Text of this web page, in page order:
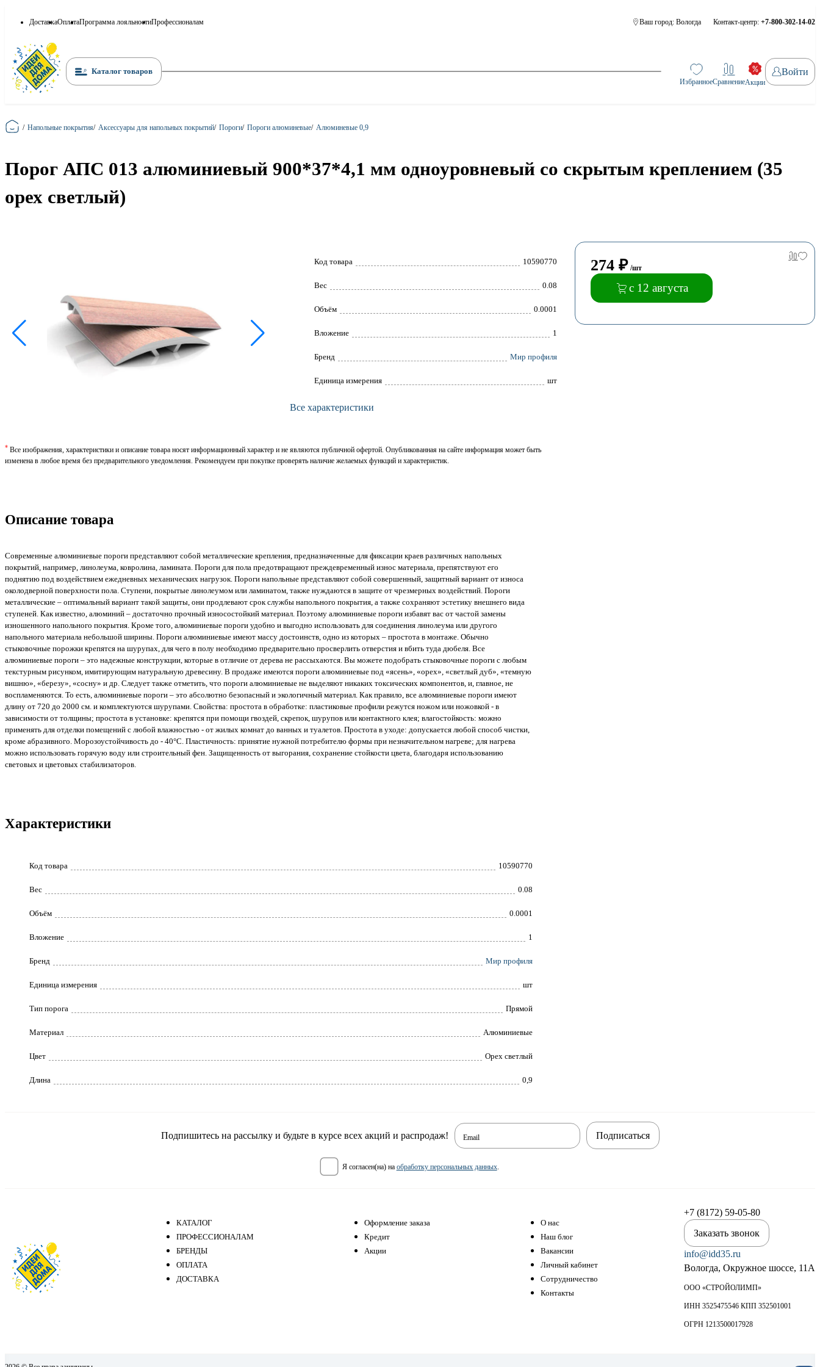
ДоставкаОплатаПрограмма лояльностиПрофессионалам Ваш город: Вологда Контакт-центр: +7-800-302-14-02
Каталог товаров
ИзбранноеСравнениеАкции
Войти
Главная
/ Напольные покрытия/ Аксессуары для напольных покрытий/ Пороги/ Пороги алюминевые/ Алюминевые 0,9
Порог АПС 013 алюминиевый 900*37*4,1 мм одноуровневый со скрытым креплением (35
орех светлый)
Код товара 10590770
Вес 0.08
Объём 0.0001
Вложение 1
Брeнд Мир профиля
Единица измерения шт
Все характеристики
* Все изображения, характеристики и описание товара носят информационный характер и не являются публичной офертой. Опубликованная на сайте информация может быть
изменена в любое время без предварительного уведомления. Рекомендуем при покупке проверять наличие желаемых функций и характеристик.
274 ₽ /шт
с 12 августа
Описание товара
Современные алюминиевые пороги представляют собой металлические крепления, предназначенные для фиксации краев различных напольных
покрытий, например, линолеума, ковролина, ламината. Пороги для пола предотвращают преждевременный износ материала, препятствуют его
поднятию под воздействием ежедневных механических нагрузок. Пороги напольные представляют собой совершенный, защитный вариант от износа
околодверной поверхности пола. Ступени, покрытые линолеумом или ламинатом, также нуждаются в защите от чрезмерных воздействий. Пороги
металлические – оптимальный вариант такой защиты, они продлевают срок службы напольного покрытия, а также сохраняют эстетику внешнего вида
ступеней. Как известно, алюминий – достаточно прочный износостойкий материал. Поэтому алюминиевые пороги избавят вас от частой замены
изношенного напольного покрытия. Кроме того, алюминиевые пороги удобно и выгодно использовать для соединения линолеума или другого
напольного материала небольшой ширины. Пороги алюминиевые имеют массу достоинств, одно из которых – простота в монтаже. Обычно
стыковочные порожки крепятся на шурупах, для чего в полу необходимо предварительно просверлить отверстия и вбить туда дюбеля. Все
алюминиевые пороги – это надежные конструкции, которые в отличие от дерева не рассыхаются. Вы можете подобрать стыковочные пороги с любым
текстурным рисунком, имитирующим натуральную древесину. В продаже имеются пороги алюминиевые под «ясень», «орех», «светлый дуб», «темную
вишню», «березу», «сосну» и др. Следует также отметить, что пороги алюминиевые не выделяют никаких токсических компонентов, и, главное, не
воспламеняются. То есть, алюминиевые пороги – это абсолютно безопасный и экологичный материал. Как правило, все алюминиевые пороги имеют
длину от 720 до 2000 см. и комплектуются шурупами. Свойства: простота в обработке: пластиковые профили режутся ножом или ножовкой - в
зависимости от толщины; простота в установке: крепятся при помощи гвоздей, скрепок, шурупов или контактного клея; влагостойкость: можно
применять для отделки помещений с любой влажностью - от жилых комнат до ванных и туалетов. Простота в уходе: допускается любой способ чистки,
кроме абразивного. Морозоустойчивость до - 40°С. Пластичность: принятие нужной потребителю формы при незначительном нагреве; для нагрева
можно использовать горячую воду или строительный фен. Защищенность от выгорания, сохранение стойкости цвета, благодаря использованию
световых и цветовых стабилизаторов.
Характеристики
Код товара 10590770
Вес 0.08
Объём 0.0001
Вложение 1
Бренд Мир профиля
Единица измерения шт
Тип порога Прямой
Материал Алюминиевые
Цвет Орех светлый
Длина 0,9
Подпишитесь на рассылку и будьте в курсе всех акций и распродаж! Email
я согласен(на) на обработку персональных данных.
Подписаться
КАТАЛОГ
ПРОФЕССИОНАЛАМ
БРЕНДЫ
ОПЛАТА
ДОСТАВКА
Оформление заказа
Кредит
Акции
О нас
Наш блог
Вакансии
Личный кабинет
Сотрудничество
Контакты
+7 (8172) 59-05-80
Заказать звонок
info@idd35.ru
Вологда, Окружное шоссе, 11А
ООО «СТРОЙОЛИМП»
ИНН 3525475546 КПП 352501001
ОГРН 1213500017928